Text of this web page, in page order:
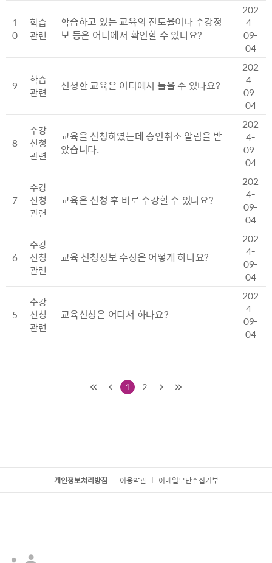
1
0
학습
관련
학습하고 있는 교육의 진도율이나 수강정
보 등은 어디에서 확인할 수 있나요?
202
4-
09-
04
9
학습
관련
신청한 교육은 어디에서 들을 수 있나요?
202
4-
09-
04
8
수강
신청
관련
교육을 신청하였는데 승인취소 알림을 받
았습니다.
202
4-
09-
04
7
수강
신청
관련
교육은 신청 후 바로 수강할 수 있나요?
202
4-
09-
04
6
수강
신청
관련
교육 신청정보 수정은 어떻게 하나요?
202
4-
09-
04
5
수강
신청
관련
교육신청은 어디서 하나요?
202
4-
09-
04
처음 이전1 2 다음마지막
개인정보처리방침 이용약관 이메일무단수집거부